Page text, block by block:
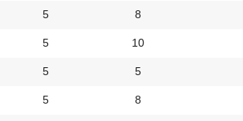
5 8
5 10
5 5
5 8